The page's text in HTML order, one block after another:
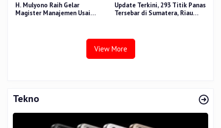
H. Mulyono Raih Gelar
Magister Manajemen Usai
Update Terkini, 293 Titik Panas
Tersebar di Sumatera, Riau
View More
Tekno